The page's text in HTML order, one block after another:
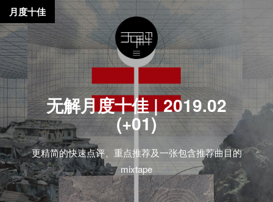
无解月度十佳 | 2019.02
(+01)
更精简的快速点评、重点推荐及一张包含推荐曲目的
mixtape
月度十佳